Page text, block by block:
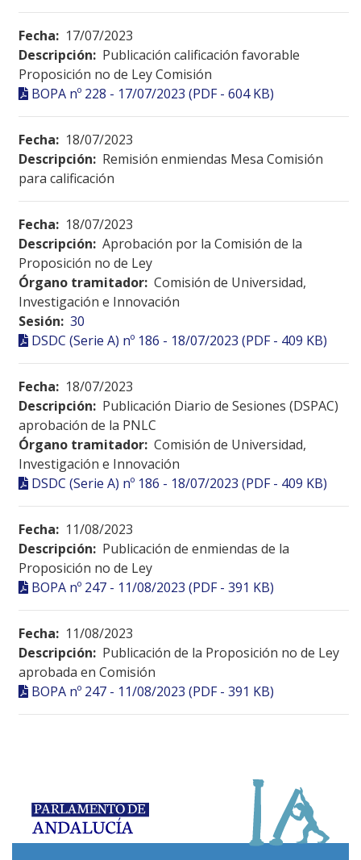
Fecha: 17/07/2023
Descripción: Publicación calificación favorable
Proposición no de Ley Comisión
BOPA nº 228 - 17/07/2023 (PDF - 604 KB)
Fecha: 18/07/2023
Descripción: Remisión enmiendas Mesa Comisión
para calificación
Fecha: 18/07/2023
Descripción: Aprobación por la Comisión de la
Proposición no de Ley
Órgano tramitador: Comisión de Universidad,
Investigación e Innovación
Sesión: 30
DSDC (Serie A) nº 186 - 18/07/2023 (PDF - 409 KB)
Fecha: 18/07/2023
Descripción: Publicación Diario de Sesiones (DSPAC)
aprobación de la PNLC
Órgano tramitador: Comisión de Universidad,
Investigación e Innovación
DSDC (Serie A) nº 186 - 18/07/2023 (PDF - 409 KB)
Fecha: 11/08/2023
Descripción: Publicación de enmiendas de la
Proposición no de Ley
BOPA nº 247 - 11/08/2023 (PDF - 391 KB)
Fecha: 11/08/2023
Descripción: Publicación de la Proposición no de Ley
aprobada en Comisión
BOPA nº 247 - 11/08/2023 (PDF - 391 KB)